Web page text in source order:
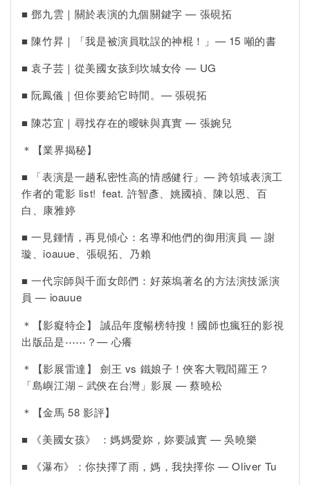
■ 鄧九雲｜關於表演的九個關鍵字 — 張硯拓
■ 陳竹昇｜「我是被演員耽誤的神棍！」— 15 噸的書
■ 袁子芸｜從美國女孩到坎城女伶 — UG
■ 阮鳳儀｜但你要給它時間。— 張硯拓
■ 陳芯宜｜尋找存在的曖昧與真實 — 張婉兒
＊【業界揭秘】
■ 「表演是一趟私密性高的情感健行」— 跨領域表演工
作者的電影 list! feat. 許智彥、姚國禎、陳以恩、百
白、康雅婷
■ 一見鍾情，再見傾心：名導和他們的御用演員 — 謝
璇、ioauue、張硯拓、乃賴
■ 一代宗師與千面女郎們：好萊塢著名的方法演技派演
員 — ioauue
＊【影癡特企】 誠品年度暢榜特搜！國師也瘋狂的影視
出版品是⋯⋯？— 心癢
＊【影展雷達】 劍王 vs 鐵娘子！俠客大戰閻羅王？
「島嶼江湖－武俠在台灣」影展 — 蔡曉松
＊【金馬 58 影評】
■ 《美國女孩》 ：媽媽愛妳，妳要誠實 — 吳曉樂
■ 《瀑布》：你抉擇了雨，媽，我抉擇你 — Oliver Tu